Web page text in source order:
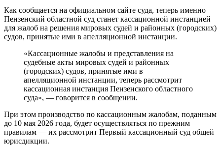
Как сообщается на официальном сайте суда, теперь именно
Пензенский областной суд станет кассационной инстанцией
для жалоб на решения мировых судей и районных (городских)
судов, принятые ими в апелляционной инстанции.
«Кассационные жалобы и представления на
судебные акты мировых судей и районных
(городских) судов, принятые ими в
апелляционной инстанции, теперь рассмотрит
кассационная инстанция Пензенского областного
суда», — говорится в сообщении.
При этом производство по кассационным жалобам, поданным
до 10 мая 2026 года, будет осуществляться по прежним
правилам — их рассмотрит Первый кассационный суд общей
юрисдикции.